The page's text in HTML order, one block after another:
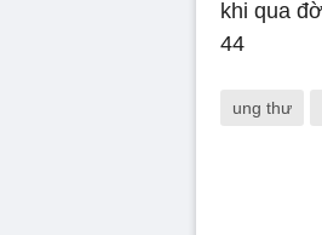
ung thư